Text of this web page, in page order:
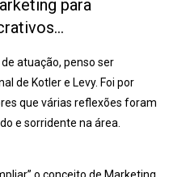
para
atuação, penso ser
de Kotler e Levy. Foi por
que várias reflexões foram
e sorridente na área.